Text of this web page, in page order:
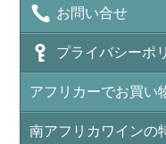
お問い合せ
プライバシーポ
アフリカーでお買い
南アフリカワインの